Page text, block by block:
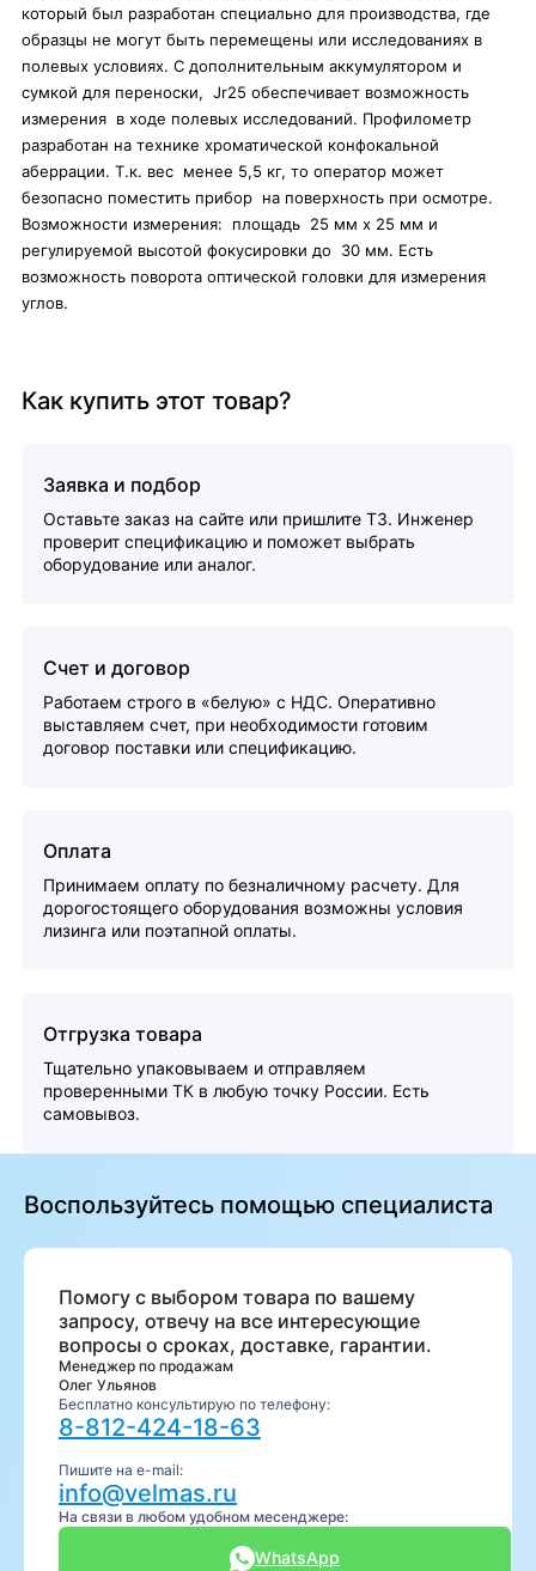
который был разработан специально для производства, где
образцы не могут быть перемещены или исследованиях в
полевых условиях. С дополнительным аккумулятором и
сумкой для переноски, Jr25 обеспечивает возможность
измерения в ходе полевых исследований. Профилометр
разработан на технике хроматической конфокальной
аберрации. Т.к. вес менее 5,5 кг, то оператор может
безопасно поместить прибор на поверхность при осмотре.
Возможности измерения: площадь 25 мм х 25 мм и
регулируемой высотой фокусировки до 30 мм. Есть
возможность поворота оптической головки для измерения
углов.
Как купить этот товар?
Заявка и подбор
Оставьте заказ на сайте или пришлите ТЗ. Инженер
проверит спецификацию и поможет выбрать
оборудование или аналог.
Счет и договор
Работаем строго в «белую» с НДС. Оперативно
выставляем счет, при необходимости готовим
договор поставки или спецификацию.
Оплата
Принимаем оплату по безналичному расчету. Для
дорогостоящего оборудования возможны условия
лизинга или поэтапной оплаты.
Отгрузка товара
Тщательно упаковываем и отправляем
проверенными ТК в любую точку России. Есть
самовывоз.
Воспользуйтесь помощью специалиста
Помогу с выбором товара по вашему
запросу, отвечу на все интересующие
вопросы о сроках, доставке, гарантии.
Менеджер по продажам
Олег Ульянов
Бесплатно консультирую по телефону:
8-812-424-18-63
Пишите на e-mail:
info@velmas.ru
На связи в любом удобном месенджере:
WhatsApp